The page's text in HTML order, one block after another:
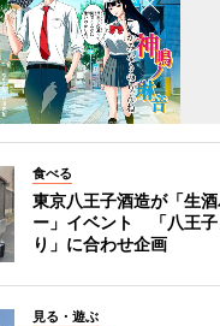
食べる
東京八王子酒造が「生
ー」イベント 「八王子
り」に合わせ企画
見る・遊ぶ